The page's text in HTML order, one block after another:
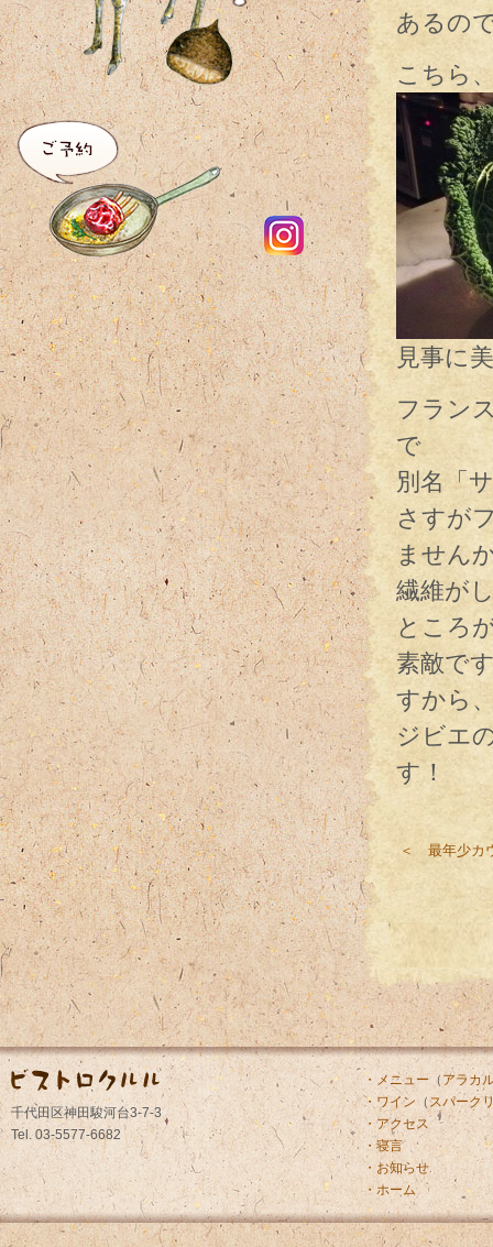
あるの
こちら
見事に
フラン
で
別名「
さすが
ません
繊維が
ところ
素敵で
すから
ジビエ
す！
＜ 最年少カ
千代田区神田駿河台3-7-3
Tel. 03-5577-6682
・メニュー（ アラカ
・ワイン （スパーク
・アクセス
・寝言
・お知らせ
・ホーム